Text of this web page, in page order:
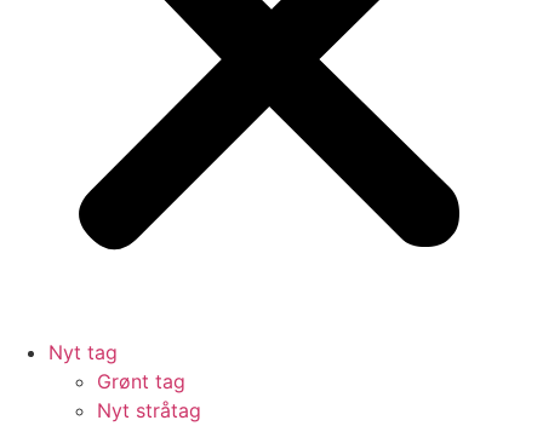
Nyt tag
Grønt tag
Nyt stråtag